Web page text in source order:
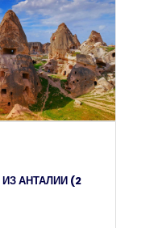
from
$55
АНТАЛИИ (2